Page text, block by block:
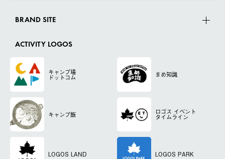
BRAND SITE
ACTIVITY LOGOS
キャンプ場
ドットコム まめ知識
キャンプ飯 ロゴス イベント
タイムライン
LOGOS LAND LOGOS PARK